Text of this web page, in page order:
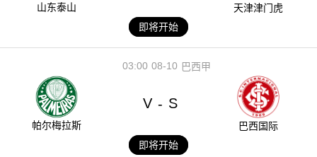
山东泰山
天津津门虎
即将开始
08-10
03:00 巴西甲
帕尔梅拉斯
V - S
巴西国际
即将开始